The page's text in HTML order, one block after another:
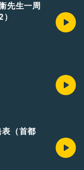
先生一周
（首都